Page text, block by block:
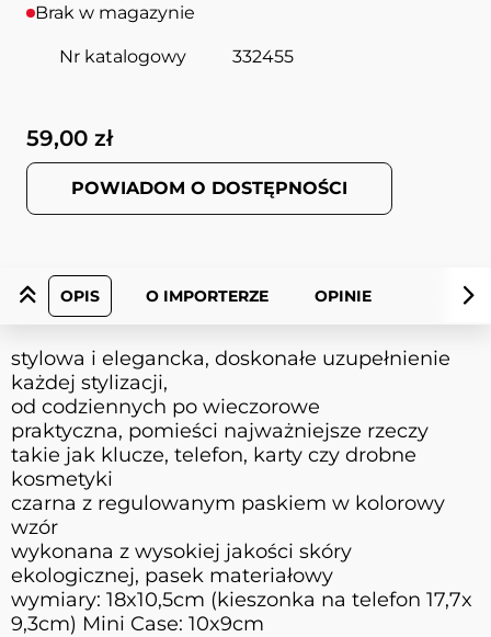
Brak w magazynie
Nr katalogowy 332455
59,00 zł
POWIADOM O DOSTĘPNOŚCI
OPIS O IMPORTERZE OPINIE
stylowa i elegancka, doskonałe uzupełnienie
każdej stylizacji,
od codziennych po wieczorowe
praktyczna, pomieści najważniejsze rzeczy
takie jak klucze, telefon, karty czy drobne
kosmetyki
czarna z regulowanym paskiem w kolorowy
wzór
wykonana z wysokiej jakości skóry
ekologicznej, pasek materiałowy
wymiary: 18x10,5cm (kieszonka na telefon 17,7x
9,3cm) Mini Case: 10x9cm